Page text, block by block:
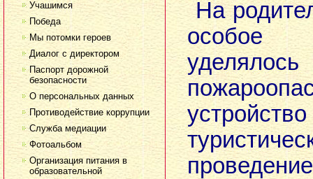
Учашимся
Победа
Мы потомки героев
Диалог с директором
Паспорт дорожной
безопасности
О персональных данных
Противодействие коррупции
Служба медиации
Фотоальбом
Организация питания в
образовательной
На